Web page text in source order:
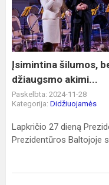
ir
šventinio
džiaugsmo
akimi...
Įsimintina šilumos,
džiaugsmo akimi...
Paskelbta: 2024-11-28
Kategorija: Didžiuojamės
Lapkričio 27 dieną
Prezidentūros Baltojoje